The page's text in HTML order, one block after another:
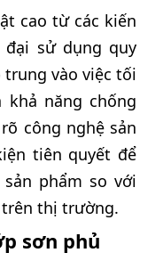
cao từ các kiến
đại sử dụng quy
vào việc tối
năng chống
công nghệ sản
tiên quyết để
phẩm so với
thị trường.
sơn phủ